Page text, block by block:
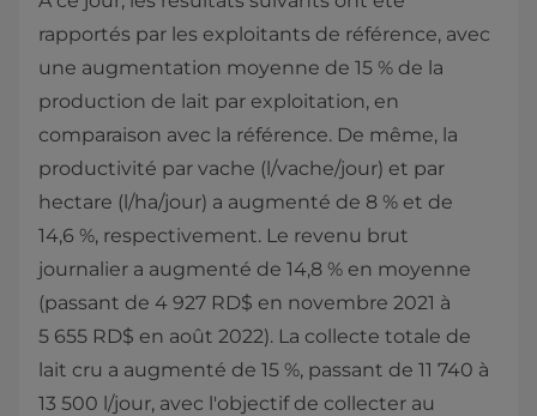
rapportés par les exploitants de référence, avec
une augmentation moyenne de 15 % de la
production de lait par exploitation, en
comparaison avec la référence. De même, la
productivité par vache (l/vache/jour) et par
hectare (l/ha/jour) a augmenté de 8 % et de
14,6 %, respectivement. Le revenu brut
journalier a augmenté de 14,8 % en moyenne
(passant de 4 927 RD$ en novembre 2021 à
5 655 RD$ en août 2022). La collecte totale de
lait cru a augmenté de 15 %, passant de 11 740 à
13 500 l/jour, avec l'objectif de collecter au